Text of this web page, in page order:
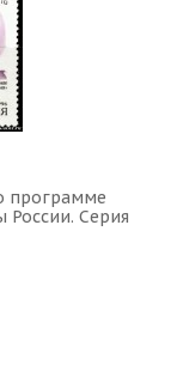
программе
Серия